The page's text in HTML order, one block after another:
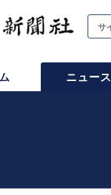
ニュース